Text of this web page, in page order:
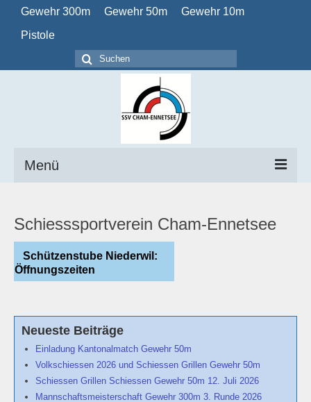
Gewehr 300m Gewehr 50m
Gewehr 10m
Pistole
Suchen
nach:
Menü
Obligatorisch
Schützenstuben
Newsletter
Fotogalerie
Schiesssportverein Cham-Ennetsee
Schützenstube Niederwil:
Öffnungszeiten
Neueste Beiträge
Einladung Kantonalmatch Gewehr 50m
Volkschiessen 2026 und Schiessen Grillen Gewehr 50m
Schiessen Grillen Schiessen Gewehr 50m 12. Juli 2026
Mannschaftsmeisterschaft Gewehr 300m 3. Runde 2026